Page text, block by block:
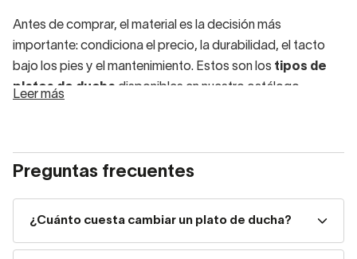
Antes de comprar, el material es la decisión más
importante: condiciona el precio, la durabilidad, el tacto
bajo los pies y el mantenimiento. Estos son los tipos de
platos de ducha disponibles en nuestro catálogo.
Los platos de resina
con acabado Gel Coat son los más
ligeros, fáciles de instalar y tienen buena resistencia a los
impactos. Su superficie porosa requiere unalimpieza
Leer más
Preguntas frecuentes
¿Cuánto cuesta cambiar un plato de ducha?